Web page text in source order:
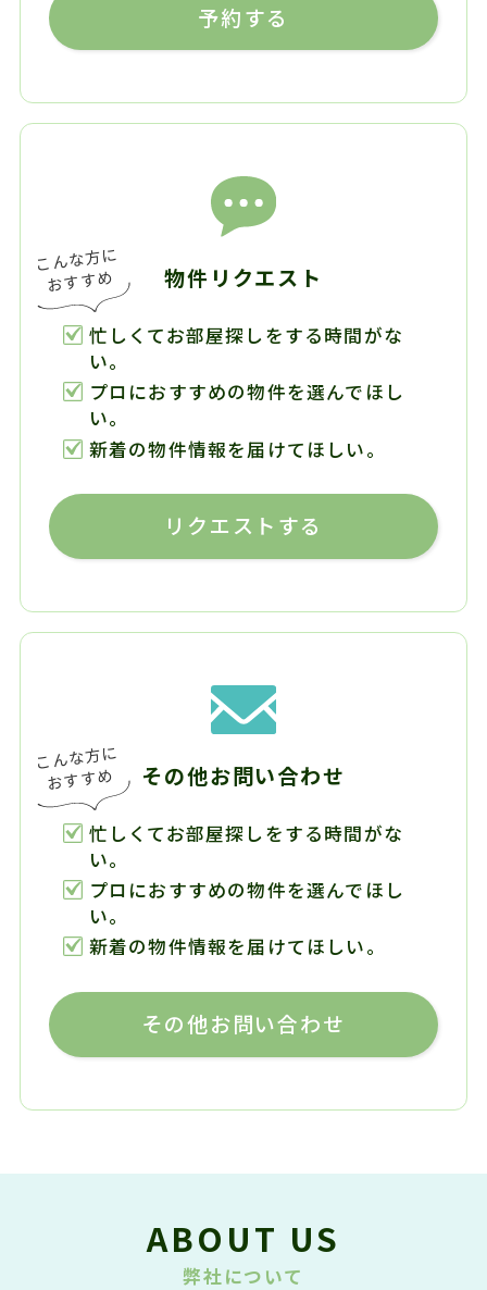
予約する
物件リクエスト
忙しくてお部屋探しをする時間がな
い。
プロにおすすめの物件を選んでほし
い。
新着の物件情報を届けてほしい。
リクエストする
その他お問い合わせ
忙しくてお部屋探しをする時間がな
い。
プロにおすすめの物件を選んでほし
い。
新着の物件情報を届けてほしい。
その他お問い合わせ
ABOUT US
弊社について